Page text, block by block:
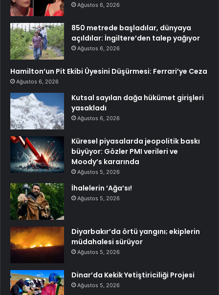
Ağustos 6, 2026
850 metrede başladılar, dünyaya
açıldılar: İngiltere’den talep yağıyor
Ağustos 6, 2026
Hamilton’un Pit Ekibi Üyesini Düşürmesi: Ferrari’ye Ceza
Ağustos 6, 2026
Kutsal sayılan dağa hükümet girişleri
yasakladı
Ağustos 6, 2026
Küresel piyasalarda jeopolitik baskı
büyüyor: Gözler PMI verileri ve
Moody’s kararında
Ağustos 5, 2026
İhalelerin ‘Ağa’sı!
Ağustos 5, 2026
Diyarbakır’da örtü yangını; ekiplerin
müdahalesi sürüyor
Ağustos 5, 2026
Dinar’da Kekik Yetiştiriciliği Projesi
Ağustos 5, 2026